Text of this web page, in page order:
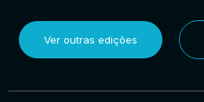
Ver outras edições